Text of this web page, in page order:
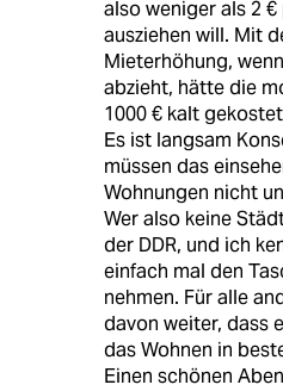
also weniger als 2
ausziehen will. Mit
Mieterhöhung,
abzieht, hätte die
1000 € kalt
Es ist langsam
müssen das
Wohnungen nicht
Wer also keine
der DDR, und ich
einfach mal den
nehmen. Für alle
davon weiter, dass
das Wohnen in
Einen schönen